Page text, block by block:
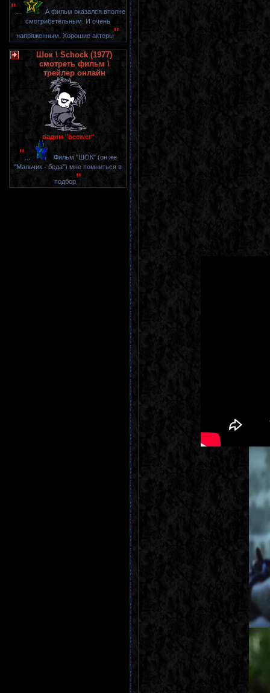
"
А фильм оказался вполне
смотрибетельным. И очень
напряженным. Хорошие актеры"
Шок \ Schock (1977)
смотреть фильм \
трейлер онлайн
вадим "beewer"
"
Фильм "ШОК" (он же
"Мальчик - беда") мне помниться в
подбор"